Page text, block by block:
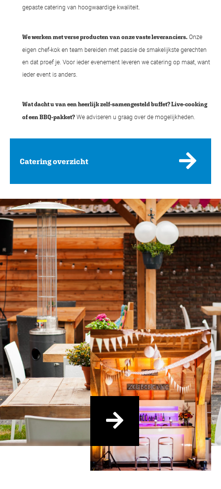
gepaste catering van hoogwaardige kwaliteit.
We werken met verse producten van onze vaste leveranciers. Onze
eigen chef-kok en team bereiden met passie de smakelijkste gerechten
en dat proef je. Voor ieder evenement leveren we catering op maat, want
ieder event is anders.
Wat dacht u van een heerlijk zelf-samengesteld buffet? Live-cooking
of een BBQ-pakket? We adviseren u graag over de mogelijkheden.
Catering overzicht